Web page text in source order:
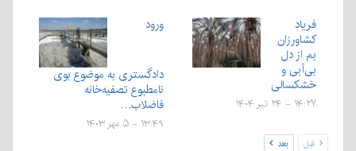
فریاد
کشاورزان
بم از دل
بی‌آبی و
خشکسالی
۱۴:۲۷ - ۲۴ تیر ۱۴۰۴
ورود
دادگستری به موضوع بوی
نامطبوع تصفیه‌خانه
فاضلاب…
۱۳:۴۹ - ۵ مهر ۱۴۰۳
قبل بعد